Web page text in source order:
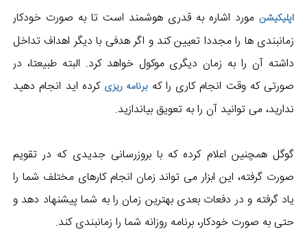
اپلیکیشن مورد اشاره به قدری هوشمند است تا به صورت خودکار
زمانبندی ها را مجددا تعیین کند و اگر هدفی با دیگر اهداف تداخل
داشته آن را به زمان دیگری موکول خواهد کرد. البته طبیعتا، در
صورتی که وقت انجام کاری را کهبرنامه ریزی کرده اید انجام دهید
ندارید، می توانید آن را به تعویق بیاندازید.
گوگل همچنین اعلام کرده که با بروزرسانی جدیدی که در تقویم
صورت گرفته، این ابزار می تواند زمان انجام کارهای مختلف شما را
یاد گرفته و در دفعات بعدی بهترین زمان را به شما پیشنهاد دهد و
حتی به صورت خودکار، برنامه روزانه شما را زمانبندی کند.